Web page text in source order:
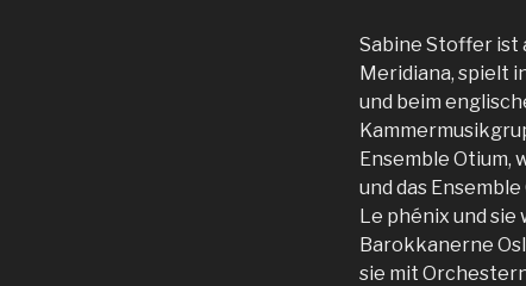
Sabine Stoffer ist
Meridiana, spielt
und beim
Ensemble Otium,
und das
Le phénix und
Barokkanerne
sie mit